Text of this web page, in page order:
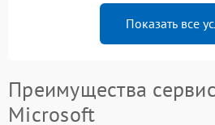
Показать все
Преимущества
Microsoft